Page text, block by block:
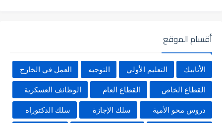
أقسام الموقع
الأنابيك التعليم الأولي التوجيه العمل في الخارج
القطاع الخاص القطاع العام الوظائف العسكرية
دروس محو الأمية سلك الإجازة سلك الدكتوراه